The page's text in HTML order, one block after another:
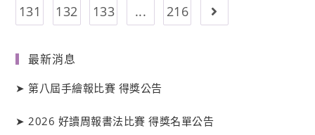
131
132 133 ... 216
最新消息
➤第八屆手繪報比賽 得獎公告
➤ 2026 好讀周報書法比賽 得獎名單公告